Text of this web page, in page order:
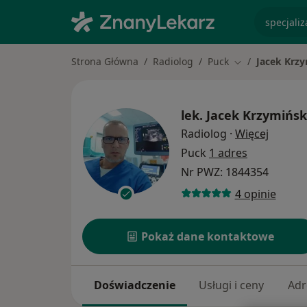
Strona Główna Radiolog Puck Zmień miasto
Jacek
lek. Jacek
Radiolog · Więcej
Puck 1 adres
Nr PWZ: 1844354
4 opinie
Pokaż dane kontaktowe
Doświadczenie Usługi i ceny